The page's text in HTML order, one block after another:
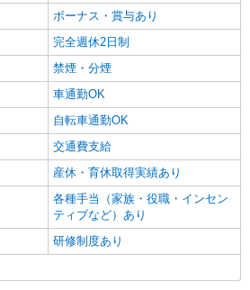
ボーナス・賞与あり
完全週休2日制
禁煙・分煙
車通勤OK
自転車通勤OK
交通費支給
産休・育休取得実績あり
各種手当（家族・役職・インセン
ティブなど）あり
研修制度あり